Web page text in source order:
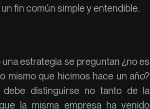
fin común simple y entendible.
estrategia se preguntan ¿no es
mismo que hicimos hace un año?
debe distinguirse no tanto de la
la misma empresa ha venido